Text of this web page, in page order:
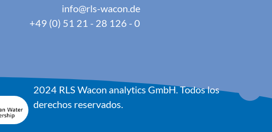
info@rls-wacon.de
+49 (0) 51 21 - 28 126 - 0
2024 RLS Wacon analytics GmbH. Todos los
derechos reservados.